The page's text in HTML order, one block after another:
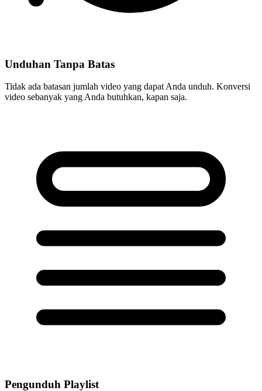
Unduhan Tanpa Batas
Tidak ada batasan jumlah video yang dapat Anda unduh. Konversi
video sebanyak yang Anda butuhkan, kapan saja.
Pengunduh Playlist